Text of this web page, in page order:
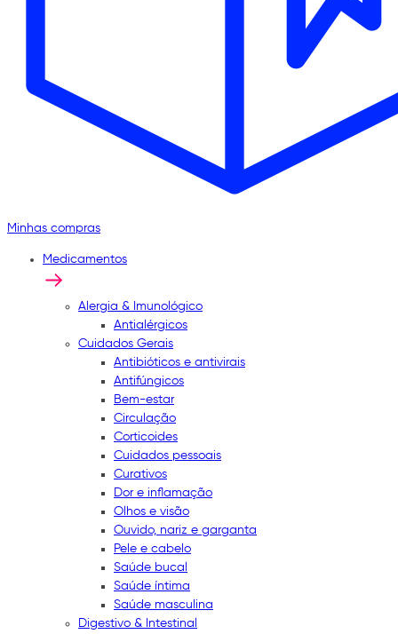
Minhas compras
Medicamentos
Alergia & Imunológico
Antialérgicos
Cuidados Gerais
Antibióticos e antivirais
Antifúngicos
Bem-estar
Circulação
Corticoides
Cuidados pessoais
Curativos
Dor e inflamação
Olhos e visão
Ouvido, nariz e garganta
Pele e cabelo
Saúde bucal
Saúde íntima
Saúde masculina
Digestivo & Intestinal